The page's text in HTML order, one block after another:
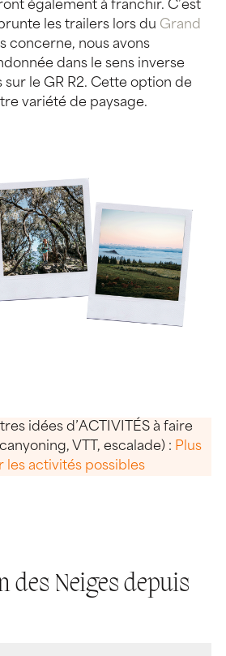
également à franchir. C’est
les trailers lors du Grand
concerne, nous avons
dans le sens inverse
sur le GR R2. Cette option de
variété de paysage.
idées d’ACTIVITÉS à faire
VTT, escalade) : Plus
les activités possibles
des Neiges depuis